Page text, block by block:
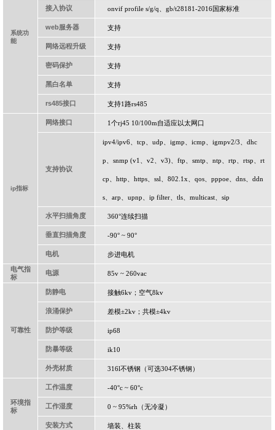
系统功
能
接入协议 onvif profile s/g/q 、gb/t28181-2016国家标准
web服务器 支持
网络远程升级 支持
密码保护 支持
黑白名单 支持
rs485接口 支持1路rs485
ip指标
网络接口 1个rj45 10/100m自适应以太网口
支持协议
ipv4/ipv6 、tcp 、udp 、igmp 、icmp 、igmpv2/3 、dhc
p 、snmp (v1 、v2 、v3) 、ftp 、smtp 、ntp 、rtp 、rtsp 、rt
cp 、http 、https 、ssl 、802.1x 、qos 、pppoe 、dns 、ddn
s 、arp 、upnp 、ip filter 、tls 、multicast 、sip
水平扫描角度 360°连续扫描
垂直扫描角度 -90° ~ 90°
电机
步进电机
电气指
标
电源 85v ~ 260vac
可靠性
防静电 接触6kv ；空气8kv
浪涌保护 差模±2kv ；共模±4kv
防护等级 ip68
防暴等级 ik10
外壳材质 316l不锈钢（可选304不锈钢）
环境指
标
工作温度 -40°c ~ 60°c
工作湿度 0 ~ 95%rh （无冷凝）
安装方式 墙装、柱装